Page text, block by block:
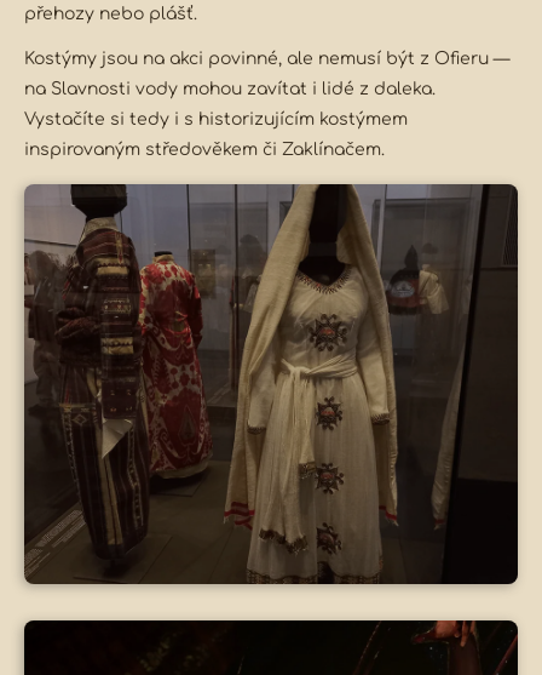
přehozy nebo plášť.
Kostýmy jsou na akci povinné, ale nemusí být z Ofieru —
na Slavnosti vody mohou zavítat i lidé z daleka.
Vystačíte si tedy i s historizujícím kostýmem
inspirovaným středověkem či Zaklínačem.